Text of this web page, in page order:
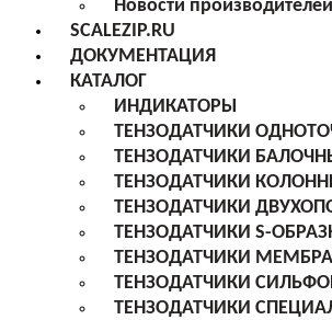
Новости производителей
SCALEZIP.RU
ДОКУМЕНТАЦИЯ
КАТАЛОГ
ИНДИКАТОРЫ
ТЕНЗОДАТЧИКИ
ТЕНЗОДАТЧИКИ
ТЕНЗОДАТЧИКИ
ТЕНЗОДАТЧИКИ
ТЕНЗОДАТЧИКИ S-
ТЕНЗОДАТЧИКИ
ТЕНЗОДАТЧИКИ
ТЕНЗОДАТЧИКИ